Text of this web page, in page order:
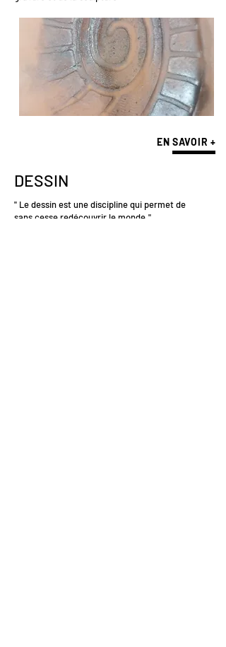
EN SAVOIR +
DESSIN
" Le dessin est une discipline qui permet de
sans cesse redécouvrir le monde."